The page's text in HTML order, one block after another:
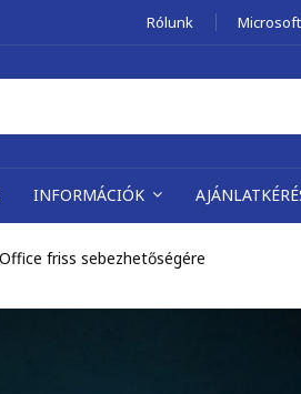
Rólunk
INFORMÁCIÓK
friss sebezhetőségére